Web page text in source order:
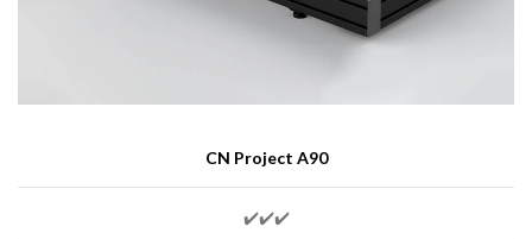
CN Project A90
✔️✔️✔️